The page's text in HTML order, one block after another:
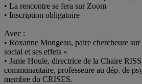
• La rencontre se fera sur Zoom
• Inscription obligatoire
Avec :
• Roxanne Mongeau, paire chercheure
social et ses effets »
• Janie Houle, directrice de la Chaire
communautaire, professeure au dép. de
membre du CRISES.